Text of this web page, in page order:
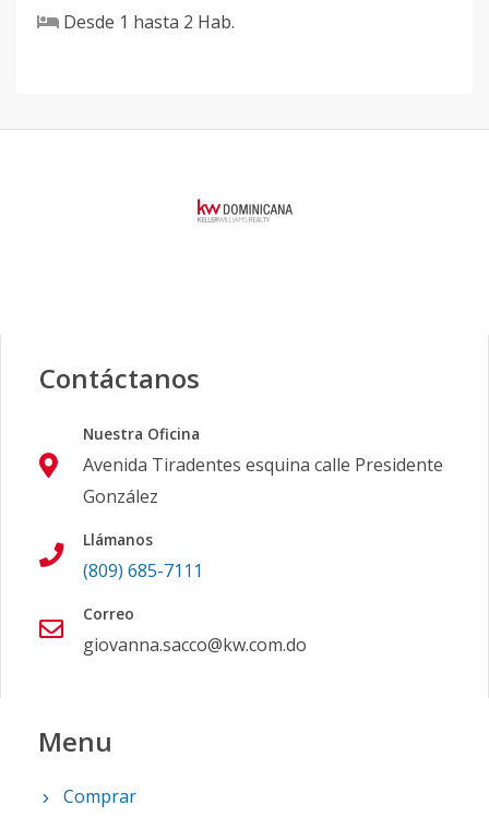
Desde 1 hasta 2 Hab.
Contáctanos
Nuestra Oficina
Avenida Tiradentes esquina calle Presidente
González
Llámanos
(809) 685-7111
Correo
giovanna.sacco@kw.com.do
Menu
Comprar